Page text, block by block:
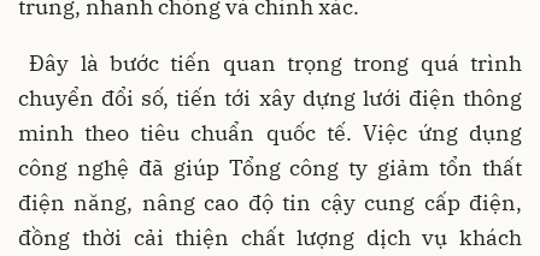
trung, nhanh chóng và chính xác.
Đây là bước tiến quan trọng trong quá trình
chuyển đổi số, tiến tới xây dựng lưới điện thông
minh theo tiêu chuẩn quốc tế. Việc ứng dụng
công nghệ đã giúp Tổng công ty giảm tổn thất
điện năng, nâng cao độ tin cậy cung cấp điện,
đồng thời cải thiện chất lượng dịch vụ khách